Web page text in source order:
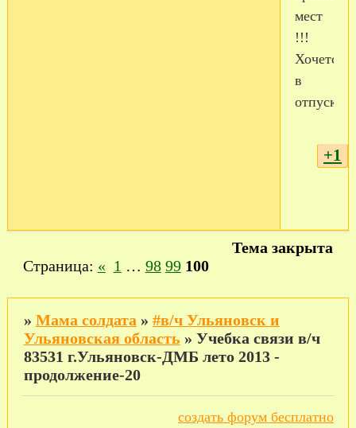
мест
!!!
Хочется
в
отпуск!!!
+1
Тема закрыта
Страница: « 1 … 98 99 100
» Мама солдата » #в/ч Ульяновск и
Ульяновская область » Учебка связи в/ч
83531 г.Ульяновск-ДМБ лето 2013 -
продолжение-20
создать форум бесплатно